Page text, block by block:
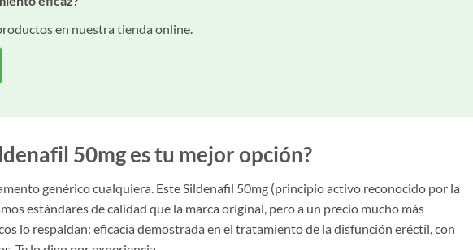
en nuestra tienda online.
50mg es tu mejor opción?
genérico cualquiera. Este Sildenafil 50mg (principio activo reconocido por la
estándares de calidad que la marca original, pero a un precio mucho más
lo respaldan: eficacia demostrada en el tratamiento de la disfunción eréctil, con